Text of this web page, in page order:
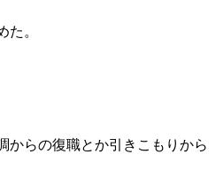
た。
からの復職とか引きこもりから